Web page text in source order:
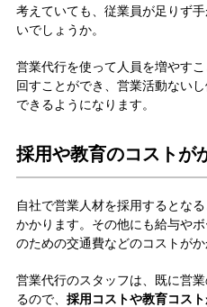
考えていても、従業員が足りず
いでしょうか。
営業代行を使って人員を増やす
回すことができ、営業活動ない
できるようになります。
採用や教育のコストが
自社で営業人材を採用するとな
かかります。その他にも給与や
のための交通費などのコストがか
営業代行のスタッフは、既に営
るので、 採用コストや教育コス